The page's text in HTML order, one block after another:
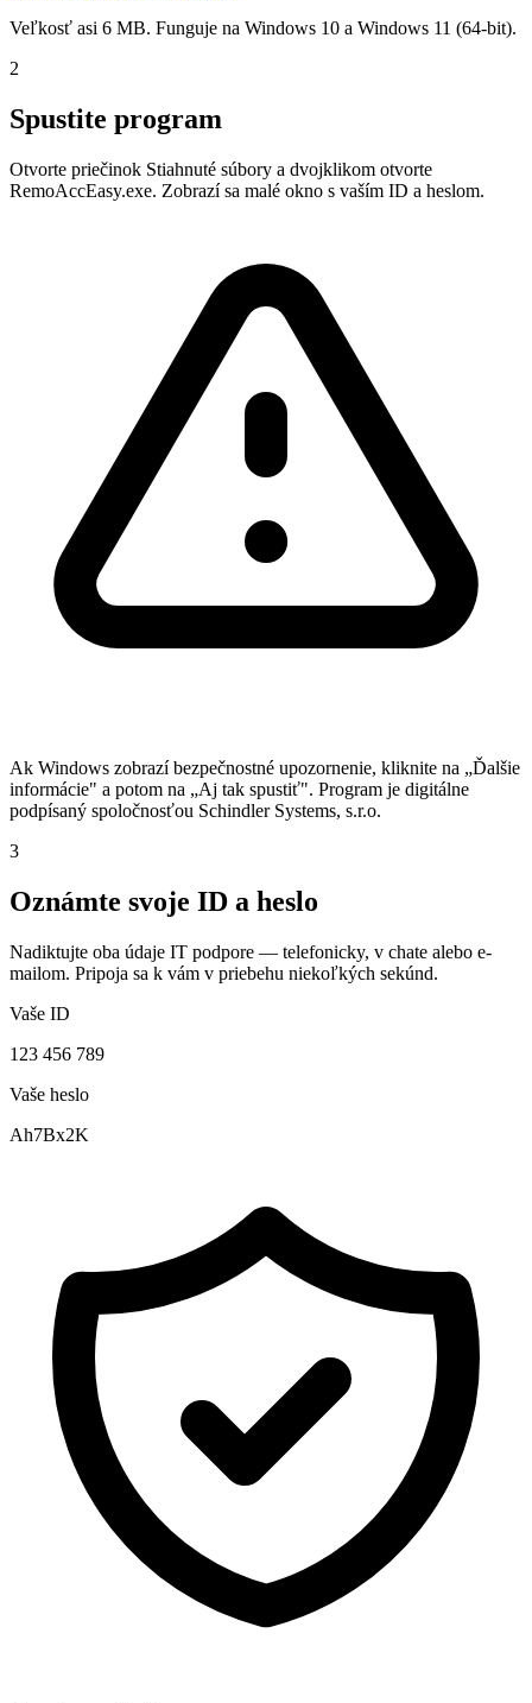
Veľkosť asi 6 MB. Funguje na Windows 10 a Windows 11 (64-bit).
2
Spustite program
Otvorte priečinok Stiahnuté súbory a dvojklikom otvorte
RemoAccEasy.exe. Zobrazí sa malé okno s vaším ID a heslom.
Ak Windows zobrazí bezpečnostné upozornenie, kliknite na „Ďalšie
informácie" a potom na „Aj tak spustiť". Program je digitálne
podpísaný spoločnosťou Schindler Systems, s.r.o.
3
Oznámte svoje ID a heslo
Nadiktujte oba údaje IT podpore — telefonicky, v chate alebo e-
mailom. Pripoja sa k vám v priebehu niekoľkých sekúnd.
Vaše ID
123 456 789
Vaše heslo
Ah7Bx2K